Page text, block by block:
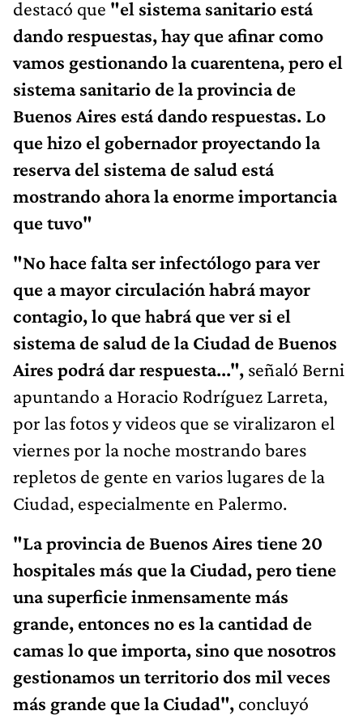
destacó que "el sistema sanitario está
dando respuestas, hay que afinar como
vamos gestionando la cuarentena, pero el
sistema sanitario de la provincia de
Buenos Aires está dando respuestas. Lo
que hizo el gobernador proyectando la
reserva del sistema de salud está
mostrando ahora la enorme importancia
que tuvo"
"No hace falta ser infectólogo para ver
que a mayor circulación habrá mayor
contagio, lo que habrá que ver si el
sistema de salud de la Ciudad de Buenos
Aires podrá dar respuesta...", señaló Berni
apuntando a Horacio Rodríguez Larreta,
por las fotos y videos que se viralizaron el
viernes por la noche mostrando bares
repletos de gente en varios lugares de la
Ciudad, especialmente en Palermo.
"La provincia de Buenos Aires tiene 20
hospitales más que la Ciudad, pero tiene
una superficie inmensamente más
grande, entonces no es la cantidad de
camas lo que importa, sino que nosotros
gestionamos un territorio dos mil veces
más grande que la Ciudad", concluyó